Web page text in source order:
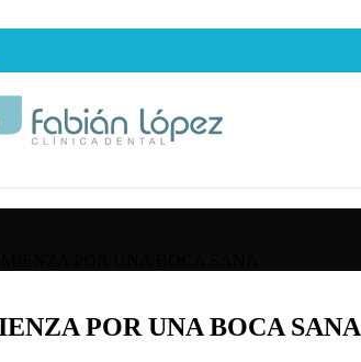
POR UNA BOCA SANA